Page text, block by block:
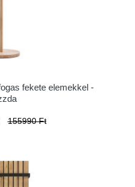
fekete elemekkel -
155990 Ft